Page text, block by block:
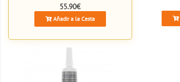
55.90€
Añadir a la Cesta